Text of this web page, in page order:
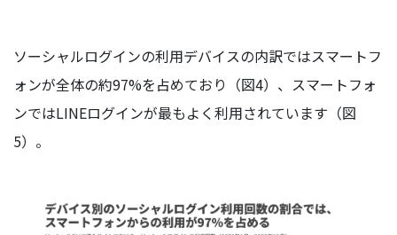
ソーシャルログインの利用デバイスの内訳ではスマートフ
ォンが全体の約97%を占めており（図4）、スマートフォ
ンではLINEログインが最もよく利用されています（図
5）。